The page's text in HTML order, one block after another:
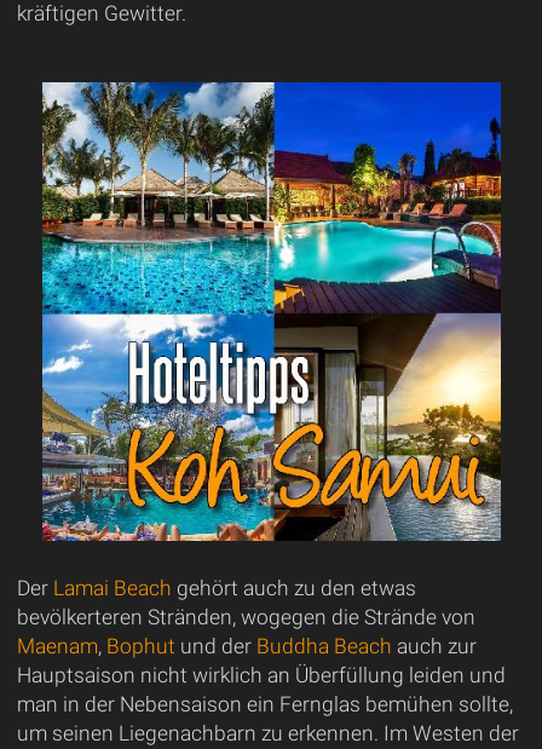
kräftigen Gewitter.
Der Lamai Beach gehört auch zu den etwas
bevölkerteren Stränden, wogegen die Strände von
Maenam, Bophut und der Buddha Beach auch zur
Hauptsaison nicht wirklich an Überfüllung leiden und
man in der Nebensaison ein Fernglas bemühen sollte,
um seinen Liegenachbarn zu erkennen. Im Westen der